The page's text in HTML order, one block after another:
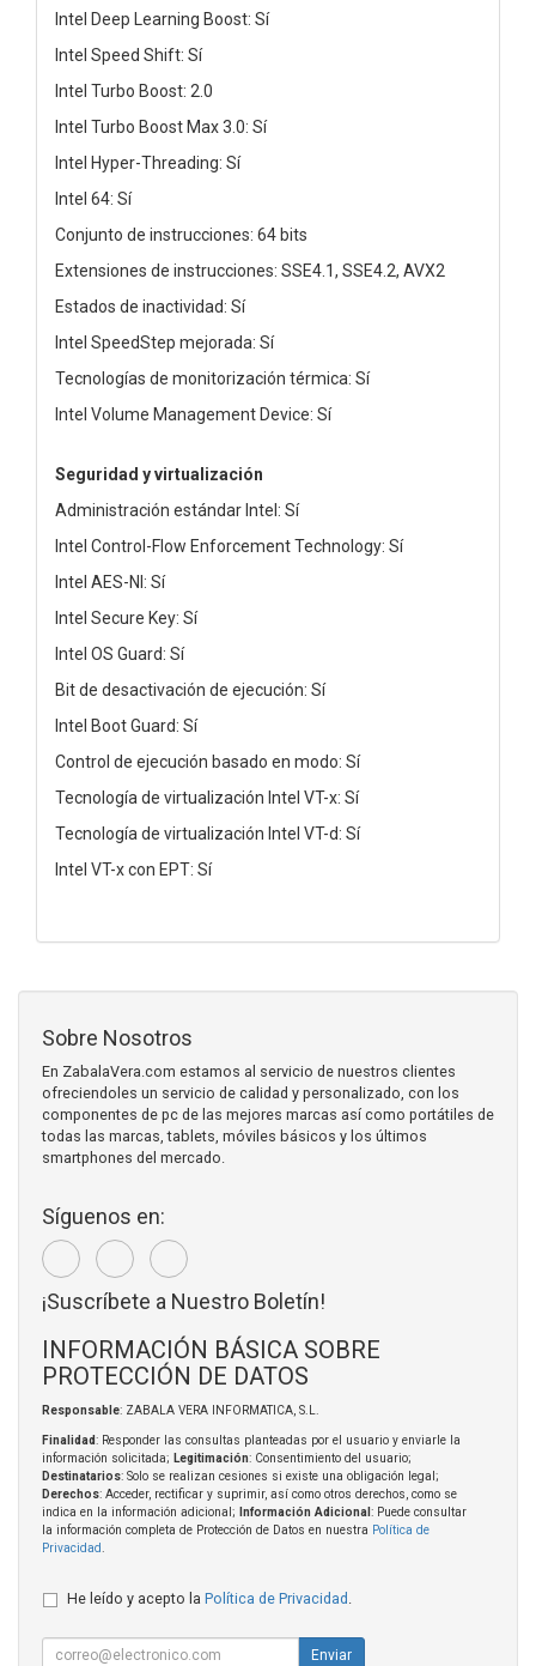
Intel Deep Learning Boost: Sí
Intel Speed Shift: Sí
Intel Turbo Boost: 2.0
Intel Turbo Boost Max 3.0: Sí
Intel Hyper-Threading: Sí
Intel 64: Sí
Conjunto de instrucciones: 64 bits
Extensiones de instrucciones: SSE4.1, SSE4.2, AVX2
Estados de inactividad: Sí
Intel SpeedStep mejorada: Sí
Tecnologías de monitorización térmica: Sí
Intel Volume Management Device: Sí
Seguridad y virtualización
Administración estándar Intel: Sí
Intel Control-Flow Enforcement Technology: Sí
Intel AES-NI: Sí
Intel Secure Key: Sí
Intel OS Guard: Sí
Bit de desactivación de ejecución: Sí
Intel Boot Guard: Sí
Control de ejecución basado en modo: Sí
Tecnología de virtualización Intel VT-x: Sí
Tecnología de virtualización Intel VT-d: Sí
Intel VT-x con EPT: Sí
Sobre Nosotros
En ZabalaVera.com estamos al servicio de nuestros clientes
ofreciendoles un servicio de calidad y personalizado, con los
componentes de pc de las mejores marcas así como portátiles de
todas las marcas, tablets, móviles básicos y los últimos
smartphones del mercado.
Síguenos en:
¡Suscríbete a Nuestro Boletín!
INFORMACIÓN BÁSICA SOBRE
PROTECCIÓN DE DATOS
Responsable: ZABALA VERA INFORMATICA, S.L.
Finalidad: Responder las consultas planteadas por el usuario y enviarle la
información solicitada; Legitimación: Consentimiento del usuario;
Destinatarios: Solo se realizan cesiones si existe una obligación legal;
Derechos: Acceder, rectificar y suprimir, así como otros derechos, como se
indica en la información adicional;
Información Adicional : Puede consultar
la información completa de Protección de Datos en nuestra Política de
Privacidad
He leído y acepto la Política de Privacidad
Enviar